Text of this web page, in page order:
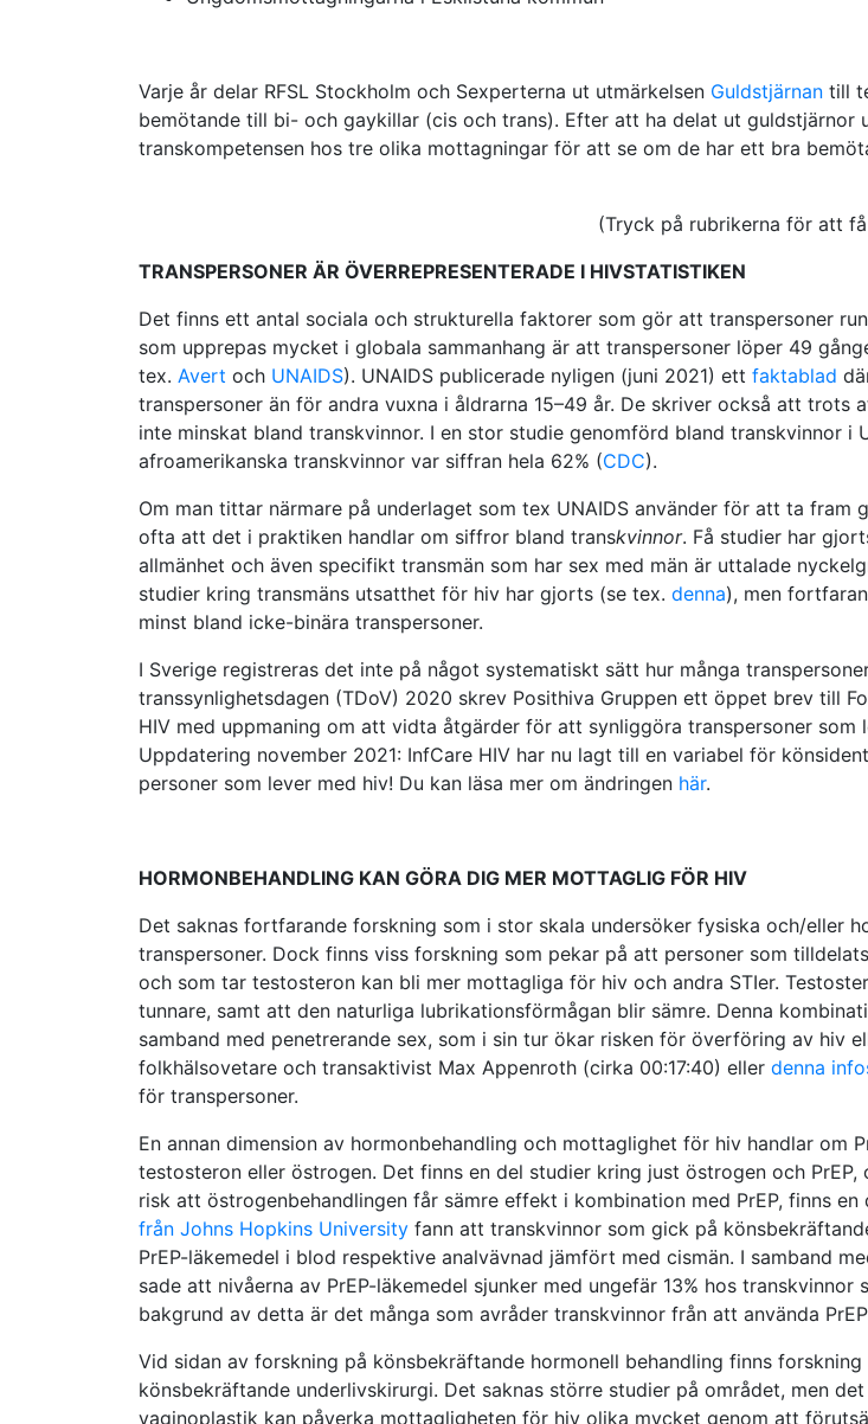
Varje år delar RFSL Stockholm och Sexperterna ut utmärkelsen Guldstjärnan till
bemötande till bi- och gaykillar (cis och trans). Efter att ha delat ut guldstjärnor
transkompetensen hos tre olika mottagningar för att se om de har ett bra
(Tryck på rubrikerna för att
TRANSPERSONER ÄR ÖVERREPRESENTERADE I HIVSTATISTIKEN
Det finns ett antal sociala och strukturella faktorer som gör att transpersoner
som upprepas mycket i globala sammanhang är att transpersoner löper 49
tex. Avert och UNAIDS). UNAIDS publicerade nyligen (juni 2021) ett faktablad
transpersoner än för andra vuxna i åldrarna 15–49 år. De skriver också att
inte minskat bland transkvinnor. I en stor studie genomförd bland transkvinnor i
afroamerikanska transkvinnor var siffran hela 62% (CDC).
Om man tittar närmare på underlaget som tex UNAIDS använder för att ta fram
ofta att det i praktiken handlar om siffror bland transkvinnor. Få studier har
allmänhet och även specifikt transmän som har sex med män är uttalade
studier kring transmäns utsatthet för hiv har gjorts (se tex. denna), men
minst bland icke-binära transpersoner.
I Sverige registreras det inte på något systematiskt sätt hur många
transsynlighetsdagen (TDoV) 2020 skrev Posithiva Gruppen ett öppet brev till
HIV med uppmaning om att vidta åtgärder för att synliggöra transpersoner
Uppdatering november 2021: InfCare HIV har nu lagt till en variabel för
personer som lever med hiv! Du kan läsa mer om ändringen här.
HORMONBEHANDLING KAN GÖRA DIG MER MOTTAGLIG FÖR HIV
Det saknas fortfarande forskning som i stor skala undersöker fysiska och/eller
transpersoner. Dock finns viss forskning som pekar på att personer som
och som tar testosteron kan bli mer mottagliga för hiv och andra STIer.
tunnare, samt att den naturliga lubrikationsförmågan blir sämre. Denna
samband med penetrerande sex, som i sin tur ökar risken för överföring av hiv
folkhälsovetare och transaktivist Max Appenroth (cirka 00:17:40) eller denna
för transpersoner.
En annan dimension av hormonbehandling och mottaglighet för hiv handlar
testosteron eller östrogen. Det finns en del studier kring just östrogen och
risk att östrogenbehandlingen får sämre effekt i kombination med PrEP, finns
från Johns Hopkins University fann att transkvinnor som gick på
PrEP-läkemedel i blod respektive analvävnad jämfört med cismän. I samband
sade att nivåerna av PrEP-läkemedel sjunker med ungefär 13% hos
bakgrund av detta är det många som avråder transkvinnor från att använda
Vid sidan av forskning på könsbekräftande hormonell behandling finns
könsbekräftande underlivskirurgi. Det saknas större studier på området, men
vaginoplastik kan påverka mottagligheten för hiv olika mycket genom att